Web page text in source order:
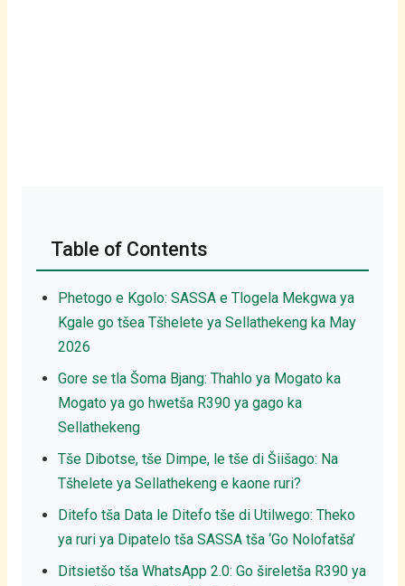
Table of Contents
Phetogo e Kgolo: SASSA e Tlogela Mekgwa ya
Kgale go tšea Tšhelete ya Sellathekeng ka May
2026
Gore se tla Šoma Bjang: Thahlo ya Mogato ka
Mogato ya go hwetša R390 ya gago ka
Sellathekeng
Tše Dibotse, tše Dimpe, le tše di Šiišago: Na
Tšhelete ya Sellathekeng e kaone ruri?
Ditefo tša Data le Ditefo tše di Utilwego: Theko
ya ruri ya Dipatelo tša SASSA tša ‘Go Nolofatša’
Ditsietšo tša WhatsApp 2.0: Go šireletša R390 ya